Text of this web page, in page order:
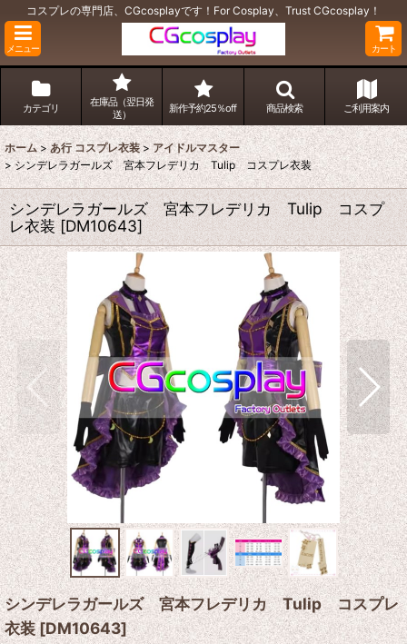
コスプレの専門店、CGcosplayです！For Cosplay、Trust CGcosplay！
メニュー カート
カテゴリ
在庫品（翌日発
送）
新作予約25％off 商品検索 ご利用案内
ホーム > あ行 コスプレ衣装 > アイドルマスター
> シンデレラガールズ 宮本フレデリカ Tulip コスプレ衣装
シンデレラガールズ 宮本フレデリカ Tulip コスプ
レ衣装 [DM10643]
シンデレラガールズ 宮本フレデリカ Tulip コスプレ
衣装[DM10643]